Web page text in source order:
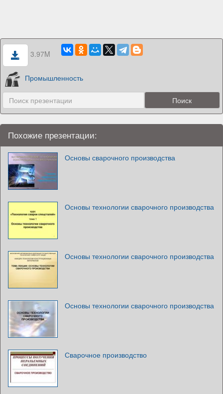
3.97M
Промышленность
Похожие презентации:
Основы сварочного производства
Основы технологии сварочного производства
Основы технологии сварочного производства
Основы технологии сварочного производства
Сварочное производство